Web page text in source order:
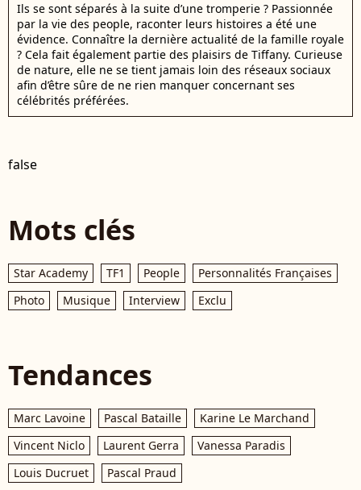
Ils se sont séparés à la suite d’une tromperie ? Passionnée
par la vie des people, raconter leurs histoires a été une
évidence. Connaître la dernière actualité de la famille royale
? Cela fait également partie des plaisirs de Tiffany. Curieuse
de nature, elle ne se tient jamais loin des réseaux sociaux
afin d’être sûre de ne rien manquer concernant ses
célébrités préférées.
false
Mots clés
Star Academy TF1 People
Personnalités Françaises
Photo
Musique Interview Exclu
Tendances
Marc Lavoine Pascal Bataille
Karine Le Marchand
Vincent Niclo
Laurent Gerra
Vanessa Paradis
Louis Ducruet
Pascal Praud